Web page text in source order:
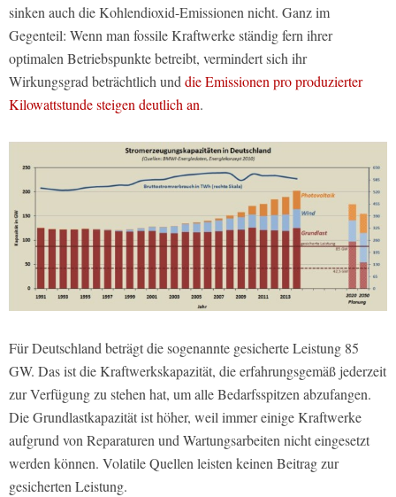
sinken auch die Kohlendioxid-Emissionen nicht. Ganz im
Gegenteil: Wenn man fossile Kraftwerke ständig fern ihrer
optimalen Betriebspunkte betreibt, vermindert sich ihr
Wirkungsgrad beträchtlich und die Emissionen pro produzierter
Kilowattstunde steigen deutlich an.
Für Deutschland beträgt die sogenannte gesicherte Leistung 85
GW. Das ist die Kraftwerkskapazität, die erfahrungsgemäß jederzeit
zur Verfügung zu stehen hat, um alle Bedarfsspitzen abzufangen.
Die Grundlastkapazität ist höher, weil immer einige Kraftwerke
aufgrund von Reparaturen und Wartungsarbeiten nicht eingesetzt
werden können. Volatile Quellen leisten keinen Beitrag zur
gesicherten Leistung.